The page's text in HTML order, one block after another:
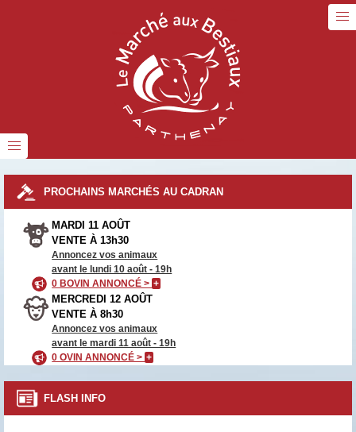
PROCHAINS MARCHÉS AU CADRAN
MARDI 11 AOÛT
VENTE À 13h30
Annoncez vos animaux
avant le lundi 10 août - 19h
0 BOVIN ANNONCÉ >+
MERCREDI 12 AOÛT
VENTE À 8h30
Annoncez vos animaux
avant le mardi 11 août - 19h
0 OVIN ANNONCÉ >+
FLASH INFO